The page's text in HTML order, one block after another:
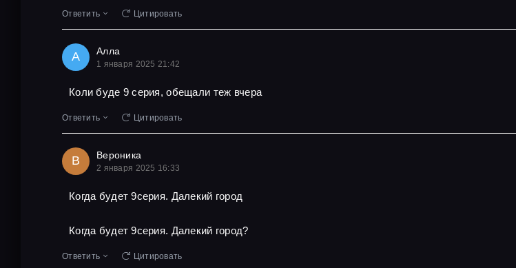
Ответить Цитировать
А Алла
1 января 2025 21:42
Коли буде 9 серия, обещали теж вчера
Ответить Цитировать
В Вероника
2 января 2025 16:33
Когда будет 9серия. Далекий город
Когда будет 9серия. Далекий город?
Ответить Цитировать